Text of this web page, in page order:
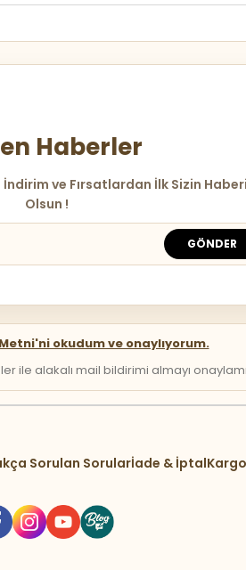
Haberler
ve Fırsatlardan İlk Sizin
Olsun !
GÖNDER
okudum ve onaylıyorum.
alakalı mail bildirimi almayı onaylamış
Sorulan Sorularİade & İptal